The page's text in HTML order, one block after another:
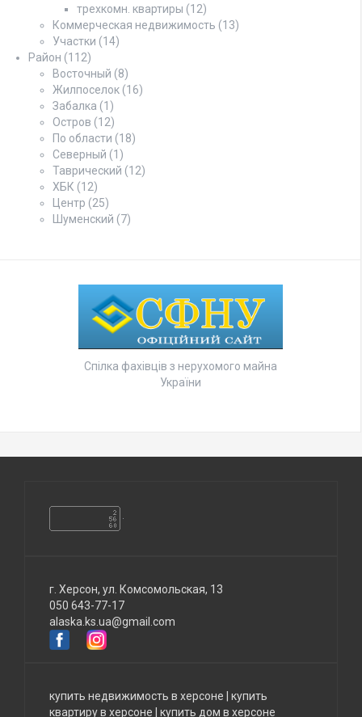
трехкомн. квартиры (12)
Коммерческая недвижимость (13)
Участки (14)
Район (112)
Восточный (8)
Жилпоселок (16)
Забалка (1)
Остров (12)
По области (18)
Северный (1)
Таврический (12)
ХБК (12)
Центр (25)
Шуменский (7)
Спілка фахівців з нерухомого майна
України
г. Херсон, ул. Комсомольская, 13
050 643-77-17
alaska.ks.ua@gmail.com
купить недвижимость в херсоне
купить
квартиру в херсоне
купить дом в херсоне